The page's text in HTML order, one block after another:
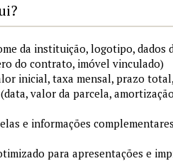
da instituição, logotipo, dados
do contrato, imóvel vinculado)
inicial, taxa mensal, prazo
valor da parcela,
e informações
para apresentações e